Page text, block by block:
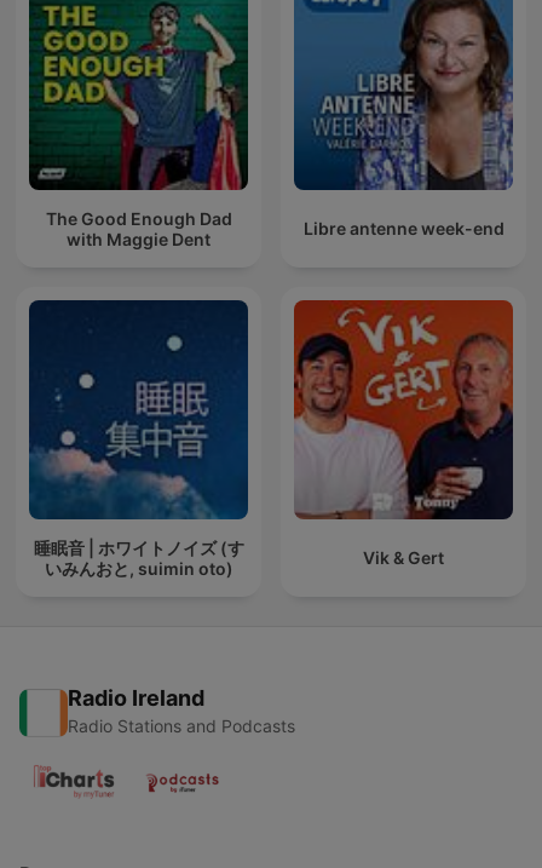
The Good Enough Dad
with Maggie Dent
Libre antenne week-end
睡眠音 | ホワイトノイズ (す
いみんおと, suimin oto)
Vik & Gert
Radio Ireland
Radio Stations and Podcasts